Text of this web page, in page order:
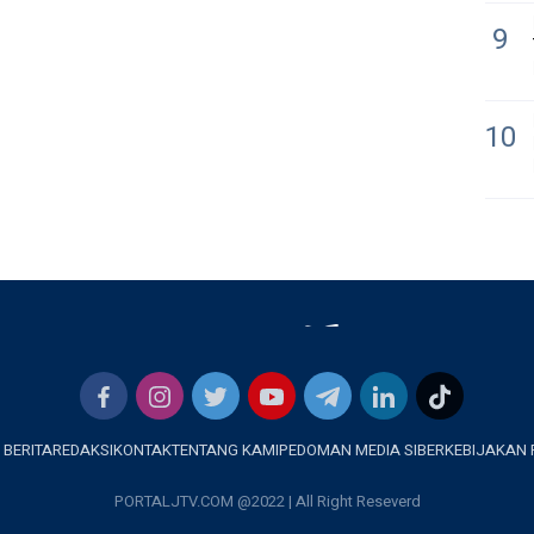
9
10
REDAKSIKONTAKTENTANG KAMIPEDOMAN MEDIA SIBERKEBIJAKAN
PORTALJTV.COM @2022 | All Right Reseverd